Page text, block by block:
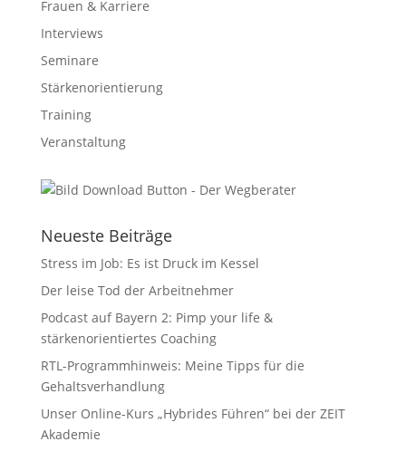
Frauen & Karriere
Interviews
Seminare
Stärkenorientierung
Training
Veranstaltung
Neueste Beiträge
Stress im Job: Es ist Druck im Kessel
Der leise Tod der Arbeitnehmer
Podcast auf Bayern 2: Pimp your life &
stärkenorientiertes Coaching
RTL-Programmhinweis: Meine Tipps für die
Gehaltsverhandlung
Unser Online-Kurs „Hybrides Führen“ bei der ZEIT
Akademie